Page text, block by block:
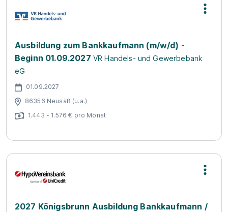
Ausbildung zum Bankkaufmann (m/w/d) -
Beginn 01.09.2027 VR Handels- und Gewerbebank
eG
01.09.2027
86356 Neusäß (u.a.)
1.443 - 1.576 € pro Monat
2027 Königsbrunn Ausbildung Bankkaufmann /